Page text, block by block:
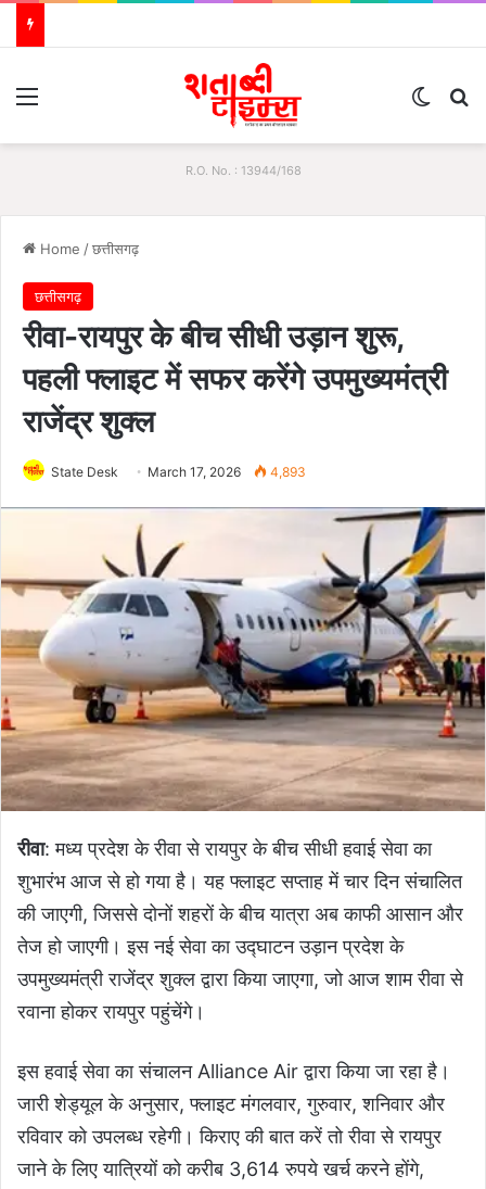
R.O. No. : 13944/168
Home /छत्तीसगढ़
छत्तीसगढ़
रीवा-रायपुर के बीच सीधी उड़ान शुरू,
पहली फ्लाइट में सफर करेंगे उपमुख्यमंत्री
राजेंद्र शुक्ल
State Desk March 17, 2026 4,893
रीवा: मध्य प्रदेश के रीवा से रायपुर के बीच सीधी हवाई सेवा का
शुभारंभ आज से हो गया है। यह फ्लाइट सप्ताह में चार दिन संचालित
की जाएगी, जिससे दोनों शहरों के बीच यात्रा अब काफी आसान और
तेज हो जाएगी। इस नई सेवा का उद्घाटन उड़ान प्रदेश के
उपमुख्यमंत्री राजेंद्र शुक्ल द्वारा किया जाएगा, जो आज शाम रीवा से
रवाना होकर रायपुर पहुंचेंगे।
इस हवाई सेवा का संचालन Alliance Air द्वारा किया जा रहा है।
जारी शेड्यूल के अनुसार, फ्लाइट मंगलवार, गुरुवार, शनिवार और
रविवार को उपलब्ध रहेगी। किराए की बात करें तो रीवा से रायपुर
जाने के लिए यात्रियों को करीब 3,614 रुपये खर्च करने होंगे,